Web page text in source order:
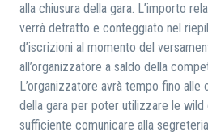
alla chiusura della gara. L’importo
verrà detratto e conteggiato nel
d’iscrizioni al momento del
all’organizzatore a saldo della
L’organizzatore avrà tempo fino
della gara per poter utilizzare le wild
sufficiente comunicare alla